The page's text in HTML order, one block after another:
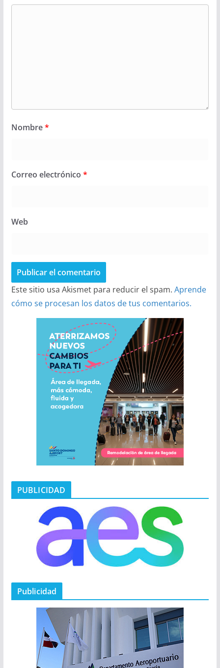
Nombre*
Correo electrónico *
Web
Este sitio usa Akismet para reducir el spam. Aprende
cómo se procesan los datos de tus comentarios.
PUBLICIDAD
Publicidad